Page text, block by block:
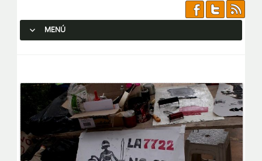
MENÚ